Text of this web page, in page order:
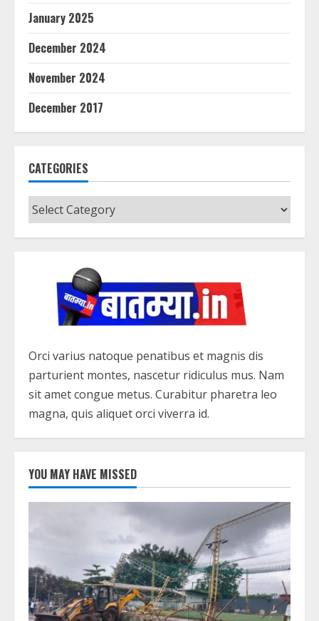
January 2025
December 2024
November 2024
December 2017
CATEGORIES
Categories
Orci varius natoque penatibus et magnis dis
parturient montes, nascetur ridiculus mus. Nam
sit amet congue metus. Curabitur pharetra leo
magna, quis aliquet orci viverra id.
YOU MAY HAVE MISSED